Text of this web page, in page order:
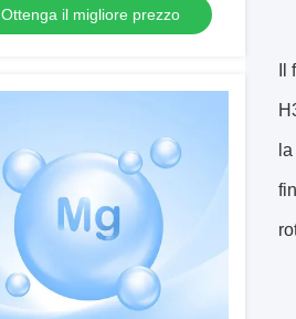
Ottenga il migliore prezzo